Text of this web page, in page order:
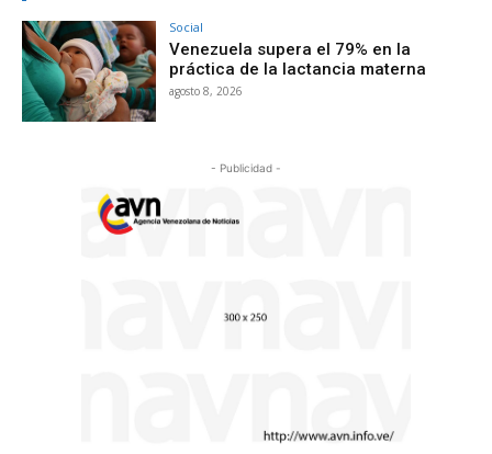
Social
Venezuela supera el 79% en la
práctica de la lactancia materna
agosto 8, 2026
- Publicidad -